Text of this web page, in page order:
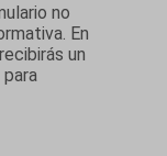
no
En
un